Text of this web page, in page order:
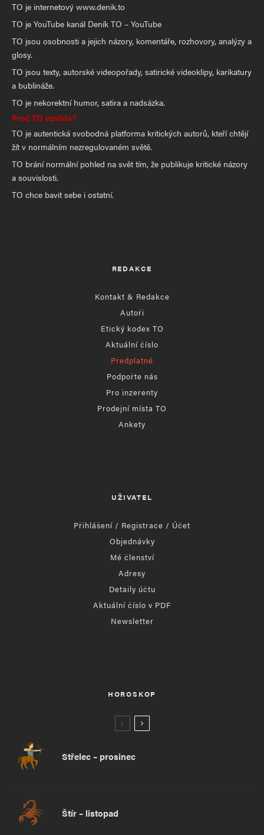
TO je internetový www.denik.to
TO je YouTube kanál Deník TO – YouTube
TO jsou osobnosti a jejich názory, komentáře, rozhovory, analýzy a
glosy.
TO jsou texty, autorské videopořady, satirické videoklipy, karikatury
a bublináže.
TO je nekorektní humor, satira a nadsázka.
Proč TO vzniklo?
TO je autentická svobodná platforma kritických autorů, kteří chtějí
žít v normálním nezregulovaném světě.
TO brání normální pohled na svět tím, že publikuje kritické názory
a souvislosti.
TO chce bavit sebe i ostatní.
REDAKCE
Kontakt & Redakce
Autoři
Etický kodex TO
Aktuální číslo
Předplatné
Podpořte nás
Pro inzerenty
Prodejní místa TO
Ankety
UŽIVATEL
Přihlášení / Registrace / Účet
Objednávky
Mé členství
Adresy
Detaily účtu
Aktuální číslo v PDF
Newsletter
HOROSKOP
Střelec – prosinec
Štír – listopad